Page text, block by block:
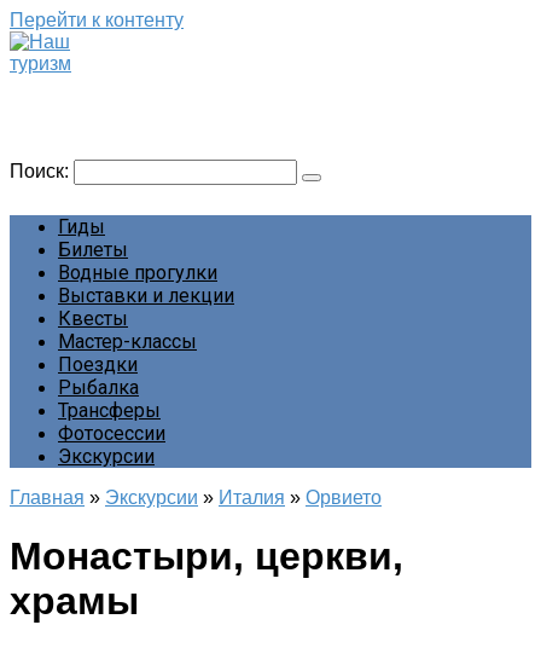
Перейти к контенту
Поиск:
Гиды
Билеты
Водные прогулки
Выставки и лекции
Квесты
Мастер-классы
Поездки
Рыбалка
Трансферы
Фотосессии
Экскурсии
Главная » Экскурсии » Италия » Орвието
Монастыри, церкви,
храмы